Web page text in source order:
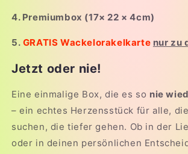
4. Premiumbox (17× 22 × 4cm)
5. GRATIS Wackelorakelkarte nur zu
Jetzt oder nie!
Eine einmalige Box, die es so nie
– ein echtes Herzensstück für alle,
suchen, die tiefer gehen. Ob in der
oder in deinen persönlichen